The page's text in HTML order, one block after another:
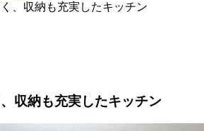
、収納も充実したキッチン
収納も充実したキッチン